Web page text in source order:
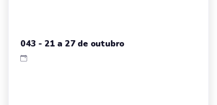
043 - 21 a 27 de outubro